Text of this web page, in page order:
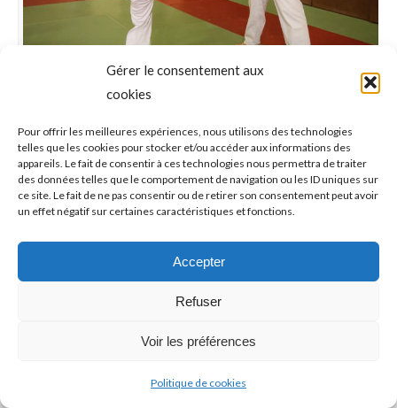
Gérer le consentement aux
cookies
Pour offrir les meilleures expériences, nous utilisons des technologies
telles que les cookies pour stocker et/ou accéder aux informations des
appareils. Le fait de consentir à ces technologies nous permettra de traiter
des données telles que le comportement de navigation ou les ID uniques sur
ce site. Le fait de ne pas consentir ou de retirer son consentement peut avoir
un effet négatif sur certaines caractéristiques et fonctions.
Accepter
Refuser
Voir les préférences
Politique de cookies
Taekwondo ParPhilippe
2018-02-02
Laisser un commentaire